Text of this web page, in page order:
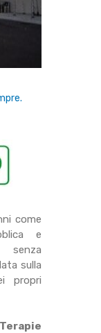
come
e
sulla
propri
Terapie